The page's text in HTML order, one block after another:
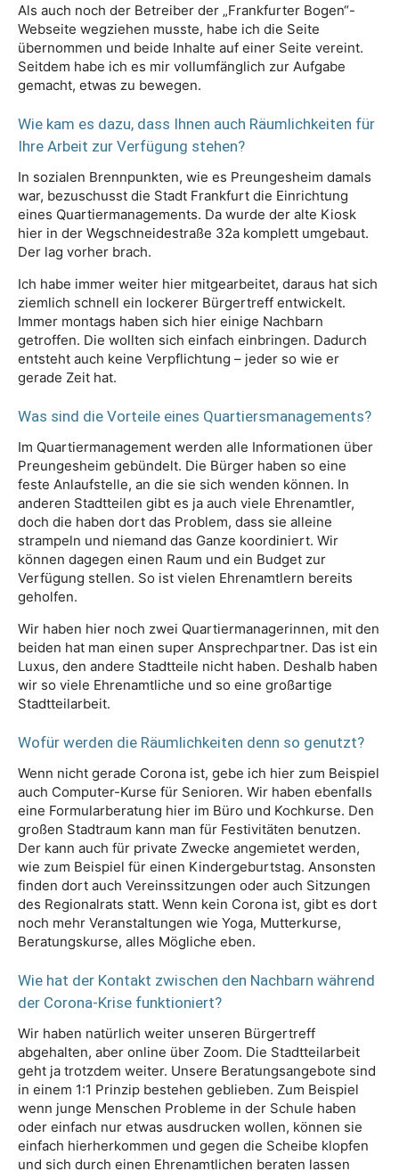
Als auch noch der Betreiber der „Frankfurter Bogen“-
Webseite wegziehen musste, habe ich die Seite
übernommen und beide Inhalte auf einer Seite vereint.
Seitdem habe ich es mir vollumfänglich zur Aufgabe
gemacht, etwas zu bewegen.
Wie kam es dazu, dass Ihnen auch Räumlichkeiten für
Ihre Arbeit zur Verfügung stehen?
In sozialen Brennpunkten, wie es Preungesheim damals
war, bezuschusst die Stadt Frankfurt die Einrichtung
eines Quartiermanagements. Da wurde der alte Kiosk
hier in der Wegschneidestraße 32a komplett umgebaut.
Der lag vorher brach.
Ich habe immer weiter hier mitgearbeitet, daraus hat sich
ziemlich schnell ein lockerer Bürgertreff entwickelt.
Immer montags haben sich hier einige Nachbarn
getroffen. Die wollten sich einfach einbringen. Dadurch
entsteht auch keine Verpflichtung – jeder so wie er
gerade Zeit hat.
Was sind die Vorteile eines Quartiersmanagements?
Im Quartiermanagement werden alle Informationen über
Preungesheim gebündelt. Die Bürger haben so eine
feste Anlaufstelle, an die sie sich wenden können. In
anderen Stadtteilen gibt es ja auch viele Ehrenamtler,
doch die haben dort das Problem, dass sie alleine
strampeln und niemand das Ganze koordiniert. Wir
können dagegen einen Raum und ein Budget zur
Verfügung stellen. So ist vielen Ehrenamtlern bereits
geholfen.
Wir haben hier noch zwei Quartiermanagerinnen, mit den
beiden hat man einen super Ansprechpartner. Das ist ein
Luxus, den andere Stadtteile nicht haben. Deshalb haben
wir so viele Ehrenamtliche und so eine großartige
Stadtteilarbeit.
Wofür werden die Räumlichkeiten denn so genutzt?
Wenn nicht gerade Corona ist, gebe ich hier zum Beispiel
auch Computer-Kurse für Senioren. Wir haben ebenfalls
eine Formularberatung hier im Büro und Kochkurse. Den
großen Stadtraum kann man für Festivitäten benutzen.
Der kann auch für private Zwecke angemietet werden,
wie zum Beispiel für einen Kindergeburtstag. Ansonsten
finden dort auch Vereinssitzungen oder auch Sitzungen
des Regionalrats statt. Wenn kein Corona ist, gibt es dort
noch mehr Veranstaltungen wie Yoga, Mutterkurse,
Beratungskurse, alles Mögliche eben.
Wie hat der Kontakt zwischen den Nachbarn während
der Corona-Krise funktioniert?
Wir haben natürlich weiter unseren Bürgertreff
abgehalten, aber online über Zoom. Die Stadtteilarbeit
geht ja trotzdem weiter. Unsere Beratungsangebote sind
in einem 1:1 Prinzip bestehen geblieben. Zum Beispiel
wenn junge Menschen Probleme in der Schule haben
oder einfach nur etwas ausdrucken wollen, können sie
einfach hierherkommen und gegen die Scheibe klopfen
und sich durch einen Ehrenamtlichen beraten lassen